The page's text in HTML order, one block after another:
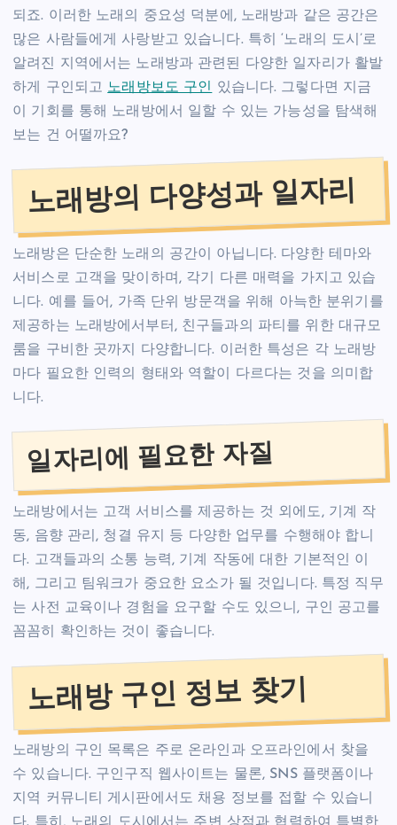
되죠. 이러한 노래의 중요성 덕분에, 노래방과 같은 공간은
많은 사람들에게 사랑받고 있습니다. 특히 ‘노래의 도시’로
알려진 지역에서는 노래방과 관련된 다양한 일자리가 활발
하게 구인되고 노래방보도 구인 있습니다. 그렇다면 지금
이 기회를 통해 노래방에서 일할 수 있는 가능성을 탐색해
보는 건 어떨까요?
노래방의 다양성과 일자리
노래방은 단순한 노래의 공간이 아닙니다. 다양한 테마와
서비스로 고객을 맞이하며, 각기 다른 매력을 가지고 있습
니다. 예를 들어, 가족 단위 방문객을 위해 아늑한 분위기를
제공하는 노래방에서부터, 친구들과의 파티를 위한 대규모
룸을 구비한 곳까지 다양합니다. 이러한 특성은 각 노래방
마다 필요한 인력의 형태와 역할이 다르다는 것을 의미합
니다.
일자리에 필요한 자질
노래방에서는 고객 서비스를 제공하는 것 외에도, 기계 작
동, 음향 관리, 청결 유지 등 다양한 업무를 수행해야 합니
다. 고객들과의 소통 능력, 기계 작동에 대한 기본적인 이
해, 그리고 팀워크가 중요한 요소가 될 것입니다. 특정 직무
는 사전 교육이나 경험을 요구할 수도 있으니, 구인 공고를
꼼꼼히 확인하는 것이 좋습니다.
노래방 구인 정보 찾기
노래방의 구인 목록은 주로 온라인과 오프라인에서 찾을
수 있습니다. 구인구직 웹사이트는 물론, SNS 플랫폼이나
지역 커뮤니티 게시판에서도 채용 정보를 접할 수 있습니